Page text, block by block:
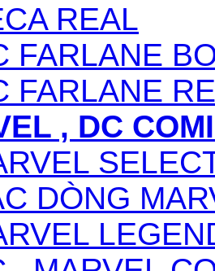
REAL
, DC
DÒNG